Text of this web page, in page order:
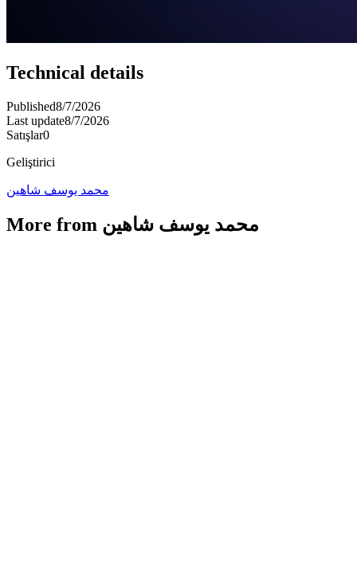
Technical details
Published8/7/2026
Last update8/7/2026
Satışlar0
Geliştirici
محمد يوسف شاهين
More from محمد يوسف شاهين